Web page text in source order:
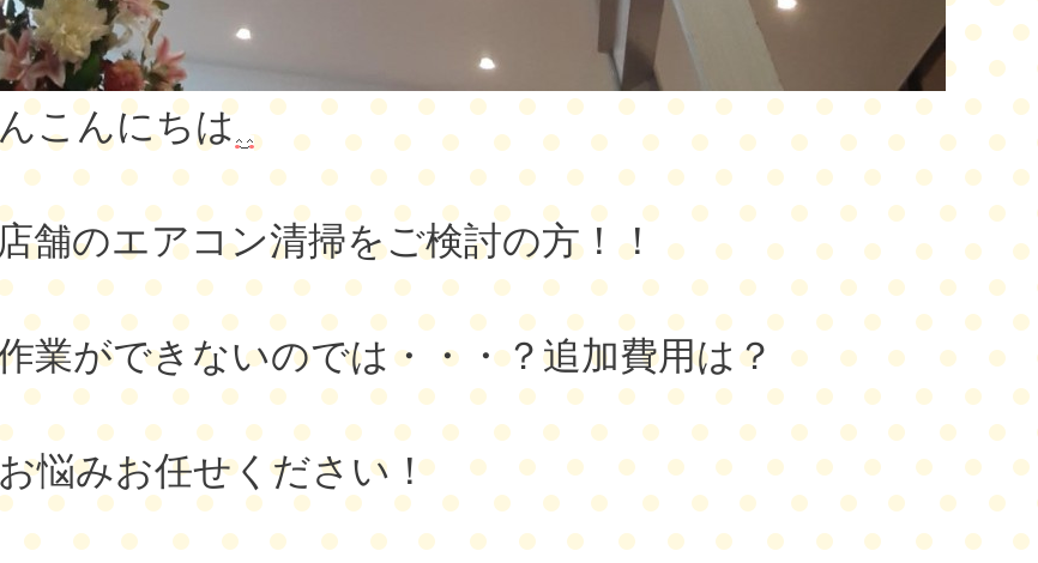
こんにちは
舗のエアコン清掃をご検討の方！！
業ができないのでは・・・？追加費用は？
悩みお任せください！